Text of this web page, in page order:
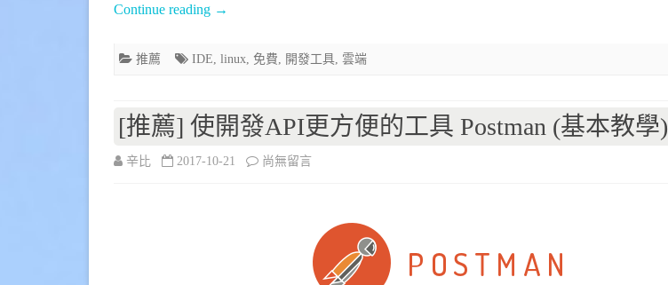
Web
–
Continue reading →
推薦 IDE linux 免費 開發工具 雲端
[推薦] 使開發API更方便的工具 Postman (基本教學)
辛比 2017-10-21 在
尚無留言